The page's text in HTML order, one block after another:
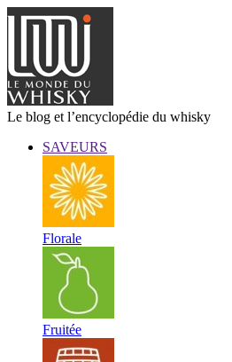
Le blog et l’encyclopédie du whisky
SAVEURS
Florale
Fruitée